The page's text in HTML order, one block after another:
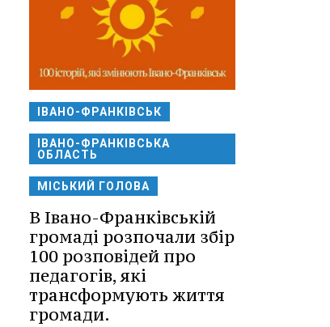
ІВАНО-ФРАНКІВСЬК
ІВАНО-ФРАНКІВСЬКА
ОБЛАСТЬ
МІСЬКИЙ ГОЛОВА
В Івано-Франківській
громаді розпочали збір
100 розповідей про
педагогів, які
трансформують життя
громади.